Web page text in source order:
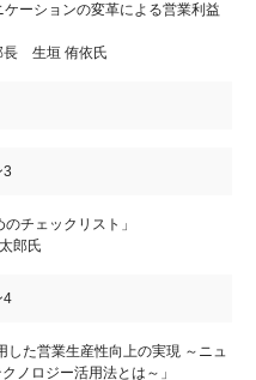
ケーションの変革による営業利益
長 生垣 侑依氏
3
チェックリスト」
郎氏
4
した営業生産性向上の実現 ～ニュ
ノロジー活用法とは～」